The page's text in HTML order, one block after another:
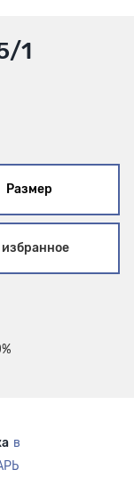
1
Размер
избранное
в